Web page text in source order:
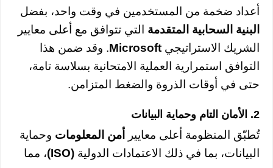
أعداد ضخمة من المستخدمين في وقت واحد، بفضل
البنية السحابية المتقدمة التي تتوافق مع أعلى معايير
الشريك الاستراتيجيMicrosoft. وقد ضمن هذا
التوافق استمرارية العملية الامتحانية بسلاسة تامة،
حتى في أوقات الذروة والضغط المتزامن.
2. الأمان التام وحماية البيانات
تُطبّق المنظومة أعلى معايير أمن المعلومات وحماية
البيانات، بما في ذلك الاعتمادات الدولية(ISO)
، مما